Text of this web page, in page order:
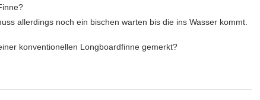
allerdings noch ein bischen warten bis die ins Wasser kommt.
konventionellen Longboardfinne gemerkt?